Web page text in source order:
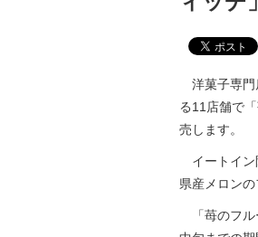
洋菓子専門
る11店舗で
売します。
イートイン
県産メロン
「苺のフル